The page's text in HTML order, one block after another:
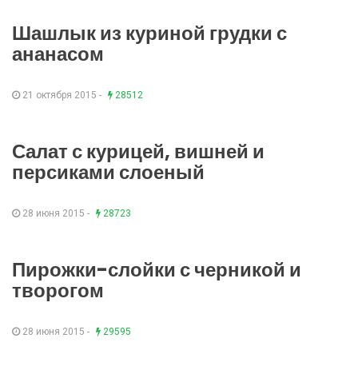
Шашлык из куриной грудки с
ананасом
21 октября 2015 - 28512
Салат с курицей, вишней и
персиками слоеный
28 июня 2015 - 28723
Пирожки-слойки с черникой и
творогом
28 июня 2015 - 29595